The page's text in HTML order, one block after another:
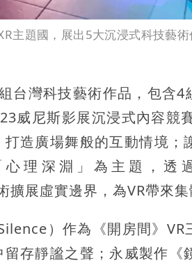
主題國，展出5大沉浸式科技藝
台灣科技藝術作品，包含
威尼斯影展沉浸式內容競
造廣場舞般的互動情境；
理深淵」為主題，透
展虛實邊界，為VR帶來集
）作為《開房間》
存靜謐之聲；永威製作